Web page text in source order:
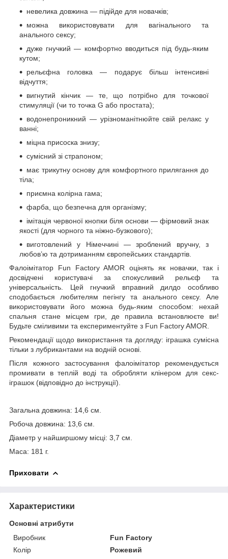
невелика довжина — підійде для новачків;
можна використовувати для вагінального та
анального сексу;
дуже гнучкий — комфортно вводиться під будь-яким
кутом;
рельєфна головка — подарує більш інтенсивні
відчуття;
вигнутий кінчик — те, що потрібно для точкової
стимуляції (чи то точка G або простата);
водонепроникний — урізноманітнюйте свій релакс у
ванні;
міцна присоска знизу;
сумісний зі страпоном;
має трикутну основу для комфортного прилягання до
тіла;
приємна колірна гама;
фарба, що безпечна для організму;
імітація червоної кнопки біля основи — фірмовий знак
якості (для чорного та ніжно-бузкового);
виготовлений у Німеччині — зроблений вручну, з
любов’ю та дотриманням європейських стандартів.
Фалоімітатор Fun Factory AMOR оцінять як новачки, так і
досвідчені користувачі за спокусливий рельєф та
універсальність. Цей гнучкий вправний дилдо особливо
сподобається любителям пегінгу та анального сексу. Але
використовувати його можна будь-яким способом: нехай
спальня стане місцем гри, де правила встановлюєте ви!
Будьте сміливими та експериментуйте з Fun Factory AMOR.
Рекомендації щодо використання та догляду: іграшка сумісна
тільки з лубрикантами на водній основі.
Після кожного застосування фалоімітатор рекомендується
промивати в теплій воді та обробляти клінером для секс-
іграшок (відповідно до інструкції).
Загальна довжина: 14,6 см.
Робоча довжина: 13,6 см.
Діаметр у найширшому місці: 3,7 см.
Маса: 181 г.
Приховати
Характеристики
Основні атрибути
Виробник
Fun Factory
Колір
Рожевий